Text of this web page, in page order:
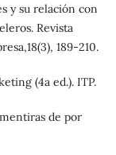
y su relación con
Revista
189-210.
(4a ed.). ITP.
de por